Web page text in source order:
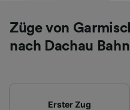
Züge von
nach Dachau
Erster Zug